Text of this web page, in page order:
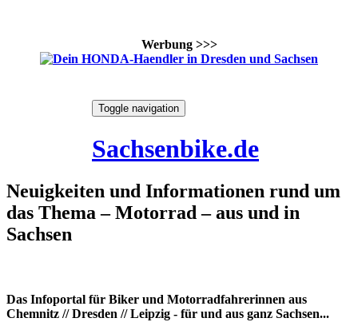
Werbung >>>
Toggle navigation
Sachsenbike.de
Neuigkeiten und Informationen rund um
das Thema – Motorrad – aus und in
Sachsen
Das Infoportal für Biker und Motorradfahrerinnen aus
Chemnitz // Dresden // Leipzig - für und aus ganz Sachsen...